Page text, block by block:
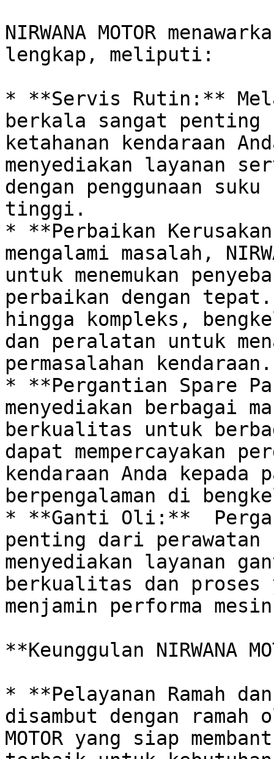
NIRWANA MOTOR
lengkap, meliputi:
* **Servis Rutin:**
berkala sangat penting
ketahanan kendaraan
menyediakan layanan
dengan penggunaan
tinggi.
* **Perbaikan
mengalami masalah,
untuk menemukan
perbaikan dengan
hingga kompleks,
dan peralatan untuk
permasalahan kendaraan.
* **Pergantian Spare
menyediakan berbagai
berkualitas untuk
dapat mempercayakan
kendaraan Anda
berpengalaman di
* **Ganti Oli:**
penting dari perawatan
menyediakan layanan
berkualitas dan
menjamin performa
**Keunggulan NIRWANA
* **Pelayanan Ramah
disambut dengan ramah
MOTOR yang siap